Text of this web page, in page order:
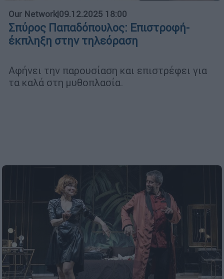
Our Network|09.12.2025 18:00
Σπύρος Παπαδόπουλος: Επιστροφή-
έκπληξη στην τηλεόραση
Αφήνει την παρουσίαση και επιστρέφει για
τα καλά στη μυθοπλασία.